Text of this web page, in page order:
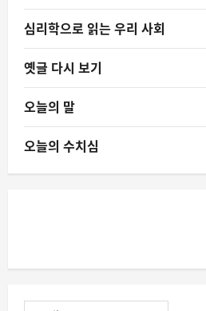
심리학으로 읽는 우리 사회
옛글 다시 보기
오늘의 말
오늘의 수치심